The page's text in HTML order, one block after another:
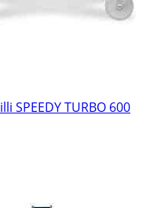
SPEEDY TURBO 600